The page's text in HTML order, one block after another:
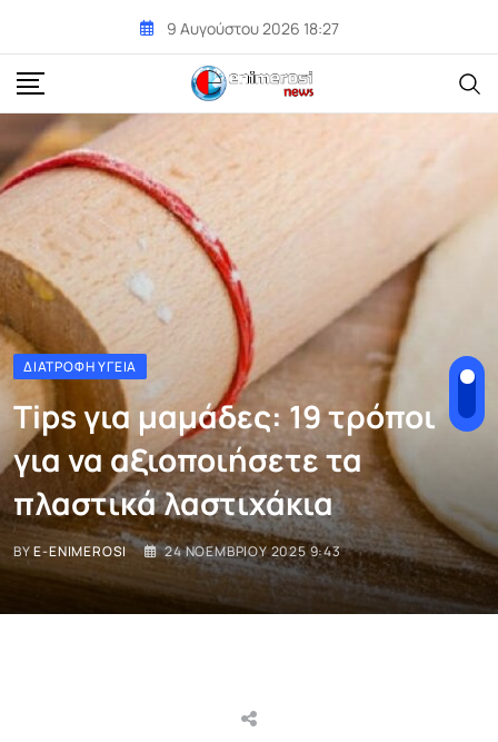
content
9 Αυγούστου 2026 18:27
ΔΙΑΤΡΟΦΉ ΥΓΕΊΑ
Tips για μαμάδες: 19 τρόποι
για να αξιοποιήσετε τα
πλαστικά λαστιχάκια
BYE-ENIMEROSI 24 ΝΟΕΜΒΡΊΟΥ 2025 9:43